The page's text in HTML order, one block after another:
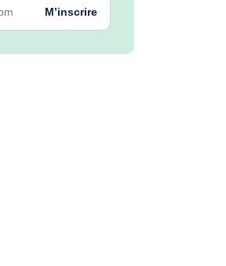
M’inscrire